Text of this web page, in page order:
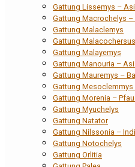
Gattung Lissemys –
Gattung Macrochelys
Gattung Malaclemys
Gattung Malacochersus
Gattung Malayemys
Gattung Manouria –
Gattung Mauremys –
Gattung
Gattung Morenia –
Gattung Myuchelys
Gattung Natator
Gattung Nilssonia –
Gattung Notochelys
Gattung Orlitia